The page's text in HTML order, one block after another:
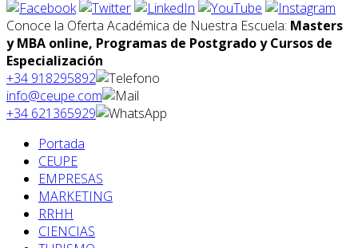
Conoce la Oferta Académica de Nuestra Escuela: Masters
y MBA online, Programas de Postgrado y Cursos de
Especialización
+34 918295892
info@ceupe.com
+34 621365929
Portada
CEUPE
EMPRESAS
MARKETING
RRHH
CIENCIAS